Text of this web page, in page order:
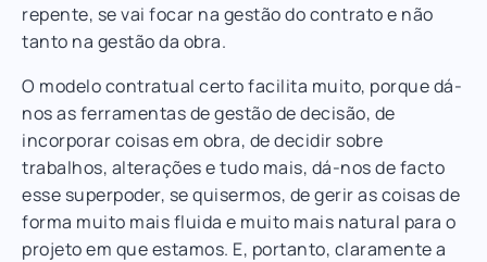
repente, se vai focar na gestão do contrato e não
tanto na gestão da obra.
O modelo contratual certo facilita muito, porque dá-
nos as ferramentas de gestão de decisão, de
incorporar coisas em obra, de decidir sobre
trabalhos, alterações e tudo mais, dá-nos de facto
esse superpoder, se quisermos, de gerir as coisas de
forma muito mais fluida e muito mais natural para o
projeto em que estamos. E, portanto, claramente a